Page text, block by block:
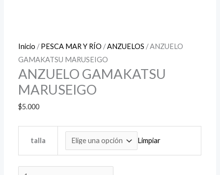
Inicio /PESCA MAR Y RÍO /ANZUELOS / ANZUELO
GAMAKATSU MARUSEIGO
ANZUELO GAMAKATSU
MARUSEIGO
$5.000
talla Limpiar